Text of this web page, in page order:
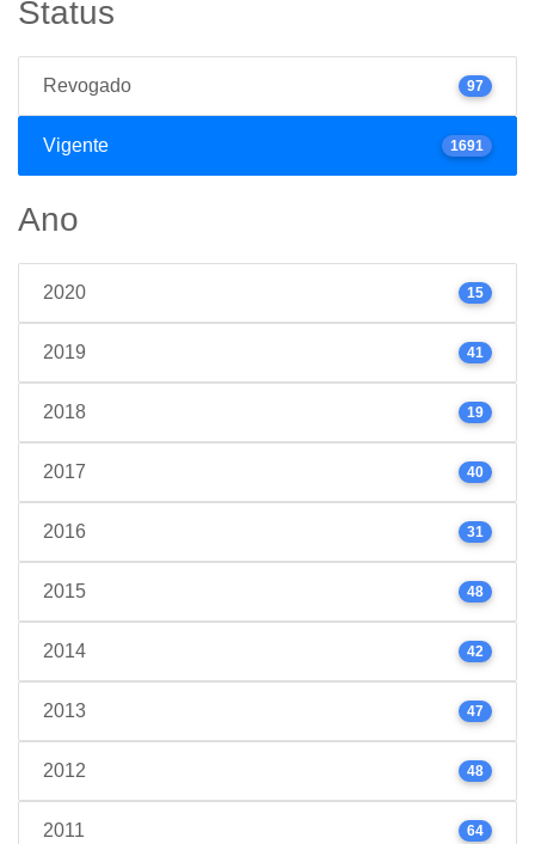
Status
Revogado 97
Vigente 1691
Ano
2020 15
2019 41
2018 19
2017 40
2016 31
2015 48
2014 42
2013 47
2012 48
2011 64